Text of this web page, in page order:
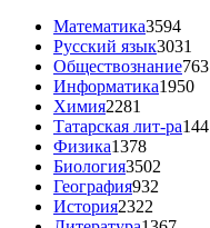
Математика3594
Русский язык3031
Обществознание763
Информатика1950
Химия2281
Татарская лит-ра144
Физика1378
Биология3502
География932
История2322